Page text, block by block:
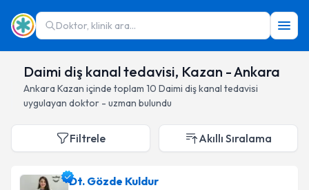
Doktor, klinik ara...
Daimi diş kanal tedavisi, Kazan - Ankara
Ankara Kazan içinde toplam 10 Daimi diş kanal tedavisi
uygulayan doktor - uzman bulundu
Filtrele Akıllı Sıralama
Dt. Gözde Kuldur